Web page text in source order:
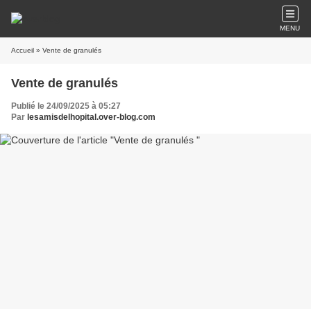
MENU
Accueil » Vente de granulés
Vente de granulés
Publié le 24/09/2025 à 05:27
Par lesamisdelhopital.over-blog.com